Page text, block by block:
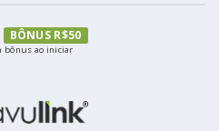
BÔNUS R$50
bônus ao iniciar